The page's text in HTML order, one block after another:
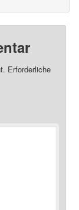
Erforderliche